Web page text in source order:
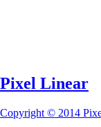
Pixel Linear
Copyright © 2014